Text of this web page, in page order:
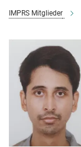
IMPRS Mitglieder